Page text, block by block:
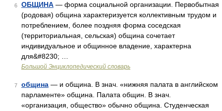
6 ОБЩИНА — форма социальной организации. Первобытная
(родовая) община характеризуется коллективным трудом и
потреблением, более поздняя форма соседская
(территориальная, сельская) община сочетает
индивидуальное и общинное владение, характерна
для&#8230; …
Большой Энциклопедический словарь
7 община — и община. В знач. «нижняя палата в английском
парламенте» община. Палата общин. В знач.
«организация, общество» обычно община. Студенческая